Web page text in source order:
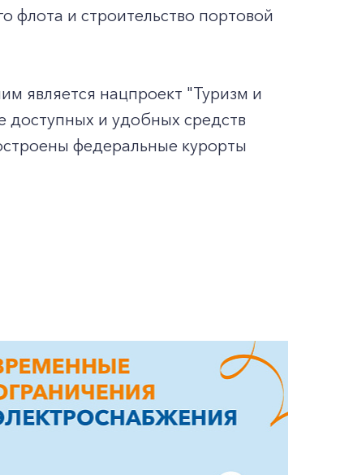
флота и строительство портовой
является нацпроект "Туризм и
и удобных средств
федеральные курорты